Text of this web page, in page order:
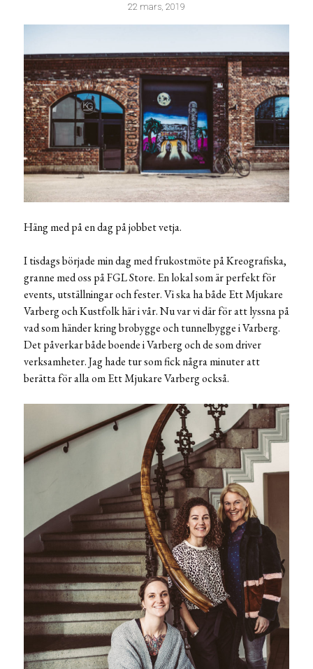
22 mars, 2019
Häng med på en dag på jobbet vetja.
I tisdags började min dag med frukostmöte på Kreografiska,
granne med oss på FGL Store. En lokal som är perfekt för
events, utställningar och fester. Vi ska ha både Ett Mjukare
Varberg och Kustfolk här i vår. Nu var vi där för att lyssna på
vad som händer kring brobygge och tunnelbygge i Varberg.
Det påverkar både boende i Varberg och de som driver
verksamheter. Jag hade tur som fick några minuter att
berätta för alla om Ett Mjukare Varberg också.